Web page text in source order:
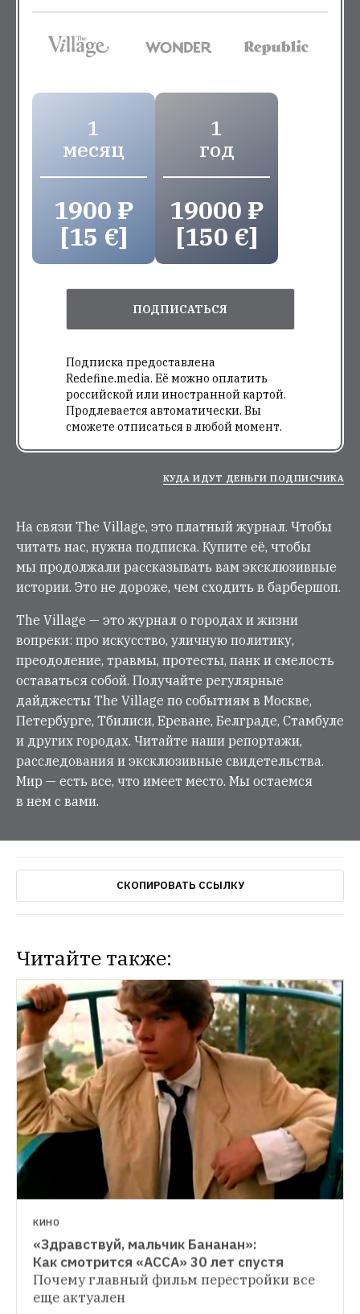
1
месяц
1900 ₽
[15 €]
1
год
19000 ₽
[150 €]
ПОДПИСАТЬСЯ
Подписка предоставлена
Redefine.media. Её можно оплатить
российской или иностранной картой.
Продлевается автоматически. Вы
сможете отписаться в любой момент.
КУДА ИДУТ ДЕНЬГИ ПОДПИСЧИКА
На связи The Village, это платный журнал. Чтобы
читать нас, нужна подписка. Купите её, чтобы
мы продолжали рассказывать вам эксклюзивные
истории. Это не дороже, чем сходить в барбершоп.
The Village — это журнал о городах и жизни
вопреки: про искусство, уличную политику,
преодоление, травмы, протесты, панк и смелость
оставаться собой. Получайте регулярные
дайджесты The Village по событиям в Москве,
Петербурге, Тбилиси, Ереване, Белграде, Стамбуле
и других городах. Читайте наши репортажи,
расследования и эксклюзивные свидетельства.
Мир — есть все, что имеет место. Мы остаемся
в нем с вами.
СКОПИРОВАТЬ ССЫЛКУ
Читайте также:
НОВОСТИ
«Очередная катастрофа»: Госдума
поставила независимые кинофестивали
под угрозу Организаторы фестивалей
обвинили законодателей в цензуре
КИНО
На грани нервного срыва: 20 триллеров
про девушек в бедеГлавные
психологические триллеры ХХI века
КИНО
«Здравствуй, мальчик Бананан»:
Как смотрится «АССА» 30 лет спустя
Почему главный фильм перестройки все
еще актуален